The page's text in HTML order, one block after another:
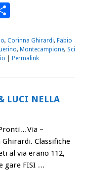
, Corinna Ghirardi, Fabio
, Montecampione, Sci
Permalink
LUCI NELLA
–
Classifiche
al via erano 112,
gare FISI …